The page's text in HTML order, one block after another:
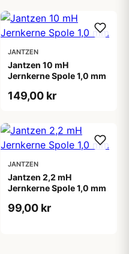
JANTZEN
Jantzen 10 mH
Jernkerne Spole 1,0 mm
149,00 kr
JANTZEN
Jantzen 2,2 mH
Jernkerne Spole 1,0 mm
99,00 kr